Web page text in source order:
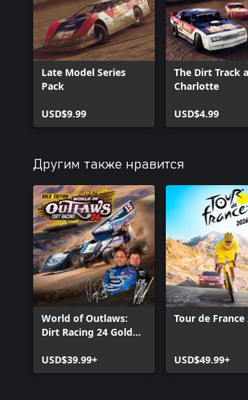
Late Model Series
Pack
USD$9.99
The Dirt Track
Charlotte
USD$4.99
Другим также нравится
World of Outlaws:
Dirt Racing 24 Gold
USD$39.99+
Tour de France
USD$49.99+